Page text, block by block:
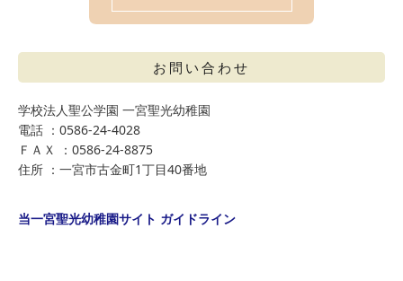
お問い合わせ
学校法人聖公学園 一宮聖光幼稚園
電話 ：0586-24-4028
ＦＡＸ ：0586-24-8875
住所 ：一宮市古金町1丁目40番地
当一宮聖光幼稚園サイト ガイドライン